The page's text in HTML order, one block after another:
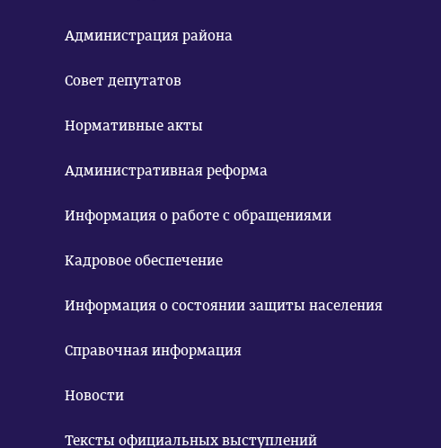
Администрация района
Совет депутатов
Нормативные акты
Административная реформа
Информация о работе с обращениями
Кадровое обеспечение
Информация о состоянии защиты населения
Справочная информация
Новости
Тексты официальных выступлений